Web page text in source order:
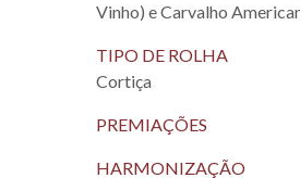
Vinho) e Carvalho
TIPO DE ROLHA
Cortiça
PREMIAÇÕES
HARMONIZAÇÃO